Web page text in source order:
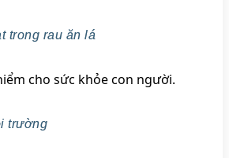
trong rau ăn lá
cho sức khỏe con người.
trường